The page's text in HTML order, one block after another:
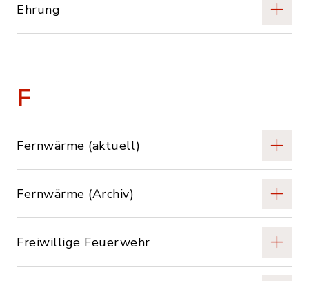
Ehrung
F
Fernwärme (aktuell)
Fernwärme (Archiv)
Freiwillige Feuerwehr